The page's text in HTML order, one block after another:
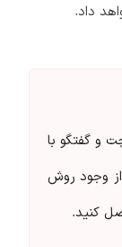
داد.
و گفتگو با
وجود روش
کنید.